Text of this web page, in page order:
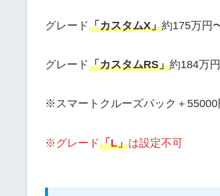
グレード「カスタムX」約175万円
グレード「カスタムRS」約184万
※スマートクルーズパック＋
※グレード「L」は設定不可